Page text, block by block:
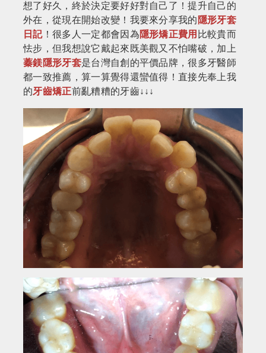
想了好久，終於決定要好好對自己了！提升自己的
外在，從現在開始改變！我要來分享我的 隱形牙套
日記！很多人一定都會因為隱形矯正費用 比較貴而
怯步，但我想說它戴起來既美觀又不怕嘴破， 加上
蓁鎂隱形牙套是台灣自創的平價品牌，很多牙醫師
都一致推薦，算一算覺得還蠻值得！直接先奉上我
的牙齒矯正前亂糟糟的牙齒↓↓↓